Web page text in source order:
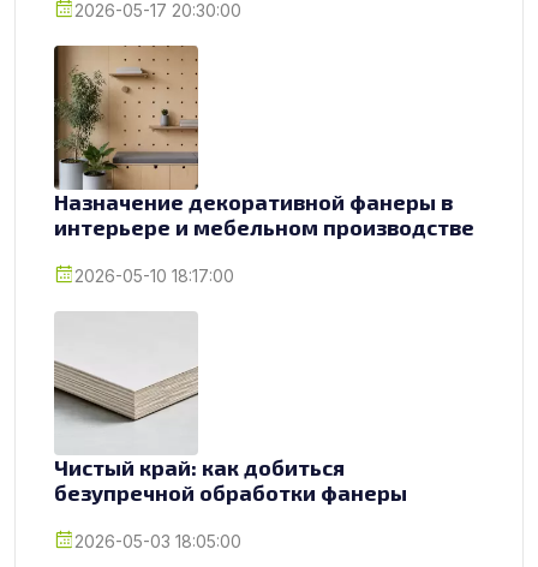
2026-05-17 20:30:00
Назначение декоративной фанеры в
интерьере и мебельном производстве
2026-05-10 18:17:00
Чистый край: как добиться
безупречной обработки фанеры
2026-05-03 18:05:00